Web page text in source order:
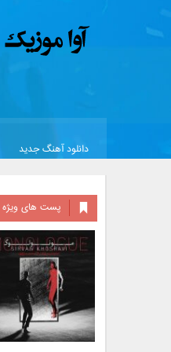
دانلود آهنگ جدید
پست های ویژه